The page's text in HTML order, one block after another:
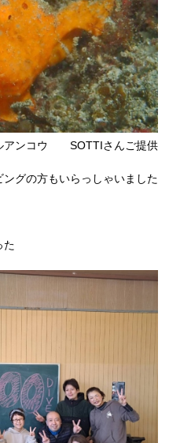
アンコウ SOTTIさんご提供
グの方もいらっしゃいました
た